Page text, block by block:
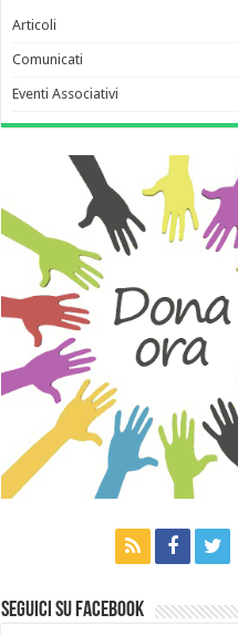
Articoli
Comunicati
Eventi Associativi
Seguici su Facebook